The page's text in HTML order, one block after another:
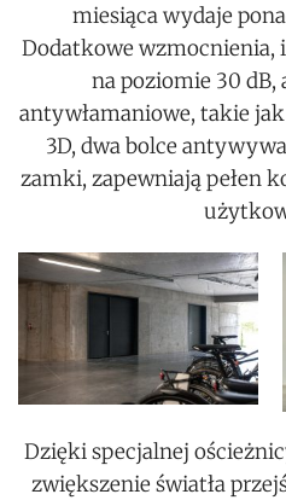
miesiąca wydaje
Dodatkowe wzmocnienia,
na poziomie 30
antywłamaniowe, takie
3D, dwa bolce
zamki, zapewniają pełen
Dzięki specjalnej
zwiększenie światła